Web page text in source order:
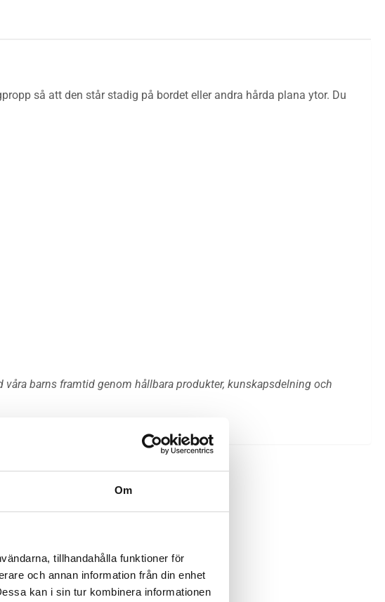
Om
tillhandahålla funktioner för
och annan information från din enhet
kan i sin tur kombinera informationen
så att den står stadig på bordet eller andra hårda plana ytor. Du
barns framtid genom hållbara produkter, kunskapsdelning och